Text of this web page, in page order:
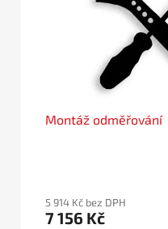
Montáž odměřování
5 914 Kč bez DPH
7 156 Kč